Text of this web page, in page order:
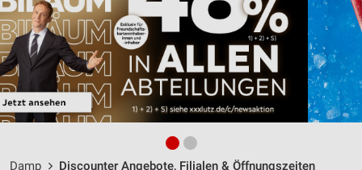
Damp Discounter Angebote, Filialen & Öffnungszeiten